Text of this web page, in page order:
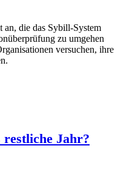
an, die das Sybill-System
zu umgehen
versuchen, ihre
restliche Jahr?